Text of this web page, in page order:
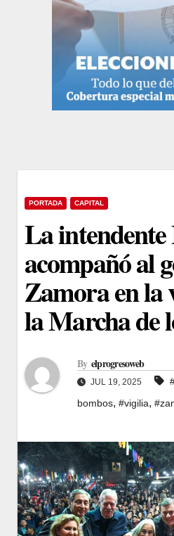
PORTADA CAPITAL
La intendente
acompañó al
Zamora en
la Marcha de
By elprogresoweb
JUL 19, 2025
bombos, #vigilia,